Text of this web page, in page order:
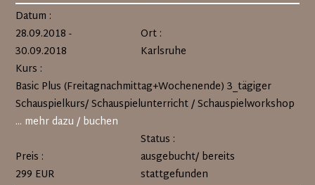
Datum :
28.09.2018 -
30.09.2018
Ort :
Karlsruhe
Kurs :
Basic Plus (Freitagnachmittag+Wochenende) 3_tägiger
Schauspielkurs/ Schauspielunterricht / Schauspielworkshop
... mehr dazu / buchen
Preis :
299 EUR
Status :
ausgebucht/ bereits
stattgefunden